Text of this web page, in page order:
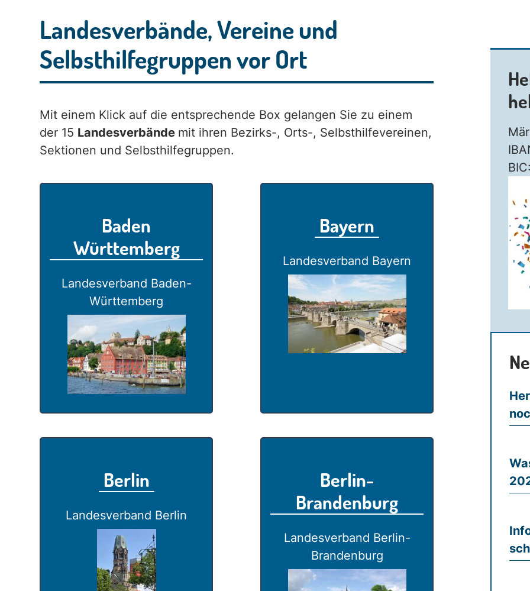
Landesverbände, Vereine und
Selbsthilfegruppen vor Ort
Mit einem Klick auf die entsprechende Box gelangen Sie zu einem
der 15 Landesverbände mit ihren Bezirks-, Orts-, Selbsthilfevereinen,
Sektionen und Selbsthilfegruppen.
Baden
Württemberg
Landesverband Baden-
Württemberg
Bayern
Landesverband Bayern
Berlin
Landesverband Berlin
Berlin-
Brandenburg
Landesverband Berlin-
Brandenburg